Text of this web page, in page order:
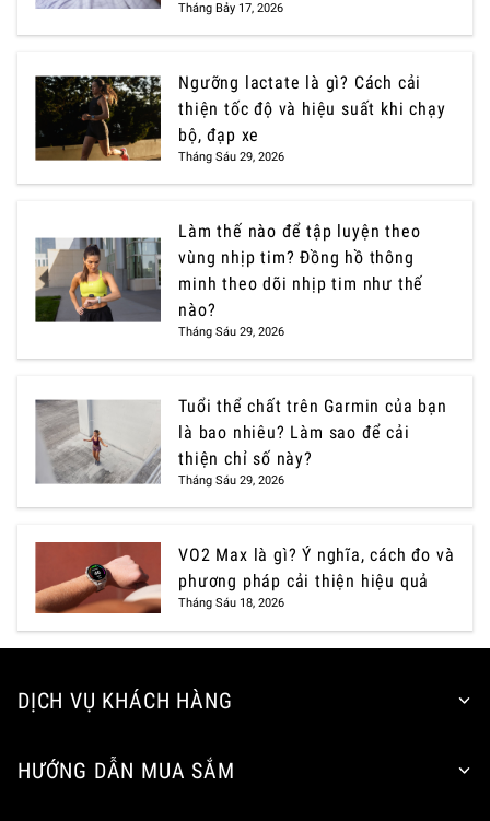
Tháng Bảy 17, 2026
Ngưỡng lactate là gì? Cách cải
thiện tốc độ và hiệu suất khi chạy
bộ, đạp xe
Tháng Sáu 29, 2026
Làm thế nào để tập luyện theo
vùng nhịp tim? Đồng hồ thông
minh theo dõi nhịp tim như thế
nào?
Tháng Sáu 29, 2026
Tuổi thể chất trên Garmin của bạn
là bao nhiêu? Làm sao để cải
thiện chỉ số này?
Tháng Sáu 29, 2026
VO2 Max là gì? Ý nghĩa, cách đo và
phương pháp cải thiện hiệu quả
Tháng Sáu 18, 2026
DỊCH VỤ KHÁCH HÀNG
HƯỚNG DẪN MUA SẮM